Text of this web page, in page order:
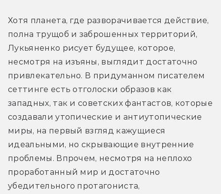
Хотя планета, где разворачивается действие,
полна трущоб и заброшенных территорий,
Лукьяненко рисует будущее, которое,
несмотря на изъяны, выглядит достаточно
привлекательно. В придуманном писателем
сеттинге есть отголоски образов как
западных, так и советских фантастов, которые
создавали утопические и антиутопические
миры, на первый взгляд кажущиеся
идеальными, но скрывающие внутренние
проблемы. Впрочем, несмотря на неплохо
проработанный мир и достаточно
убедительного протагониста,